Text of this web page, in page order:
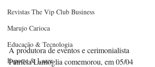
Revistas The Vip Club Business
Marujo Carioca
Educação & Tecnologia
Esporte & Lazer
A produtora de eventos e cerimonialista
Patrícia Lamoglia comemorou, em 05/04